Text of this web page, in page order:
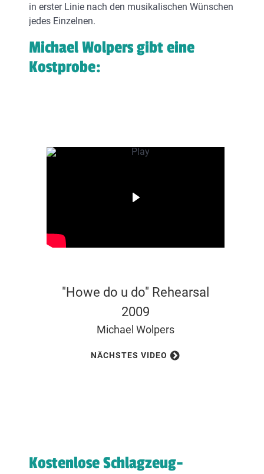
in erster Linie nach den musikalischen Wünschen
jedes Einzelnen.
Michael Wolpers gibt eine
Kostprobe:
"Howe do u do" Rehearsal
2009
Michael Wolpers
NÄCHSTES VIDEO
Kostenlose Schlagzeug-